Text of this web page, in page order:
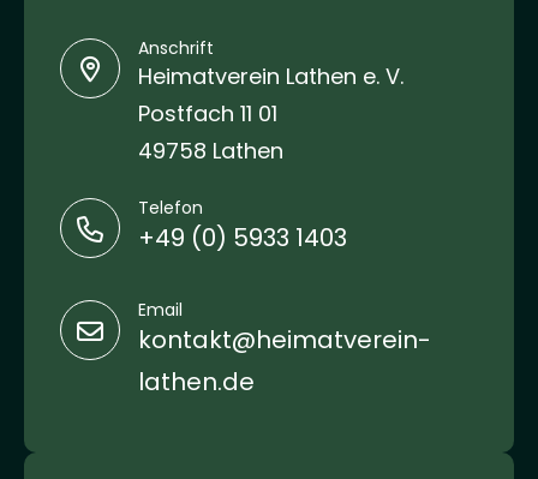
Anschrift
Heimatverein Lathen e. V.
Postfach 11 01
49758 Lathen
Telefon
+49 (0) 5933 1403
Email
kontakt@heimatverein-
lathen.de